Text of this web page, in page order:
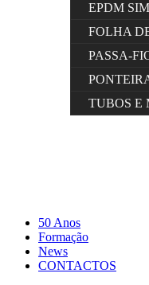
EPDM
FOLHA
PASSA-
TUBOS E
50 Anos
Formação
News
CONTACTOS